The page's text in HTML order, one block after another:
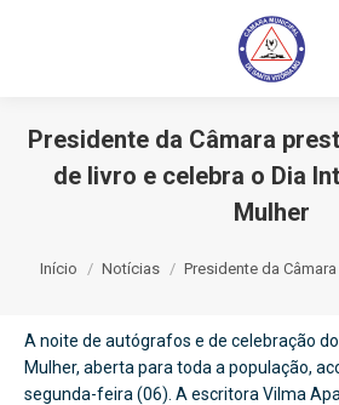
Presidente da Câmara
de livro e celebra o Dia
Mulher
Início Notícias Presidente da
A noite de autógrafos e de celebração do
Mulher, aberta para toda a população,
segunda-feira (06). A escritora Vilma